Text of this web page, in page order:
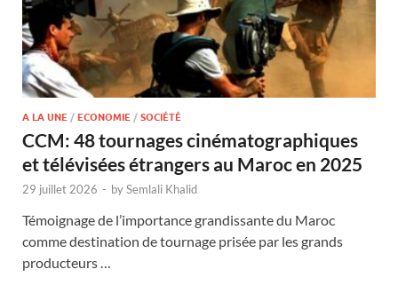
A LA UNE / ECONOMIE / SOCIÉTÉ
CCM: 48 tournages cinématographiques
et télévisées étrangers au Maroc en 2025
29 juillet 2026 - bySemlali Khalid
Témoignage de l’importance grandissante du Maroc
comme destination de tournage prisée par les grands
producteurs …